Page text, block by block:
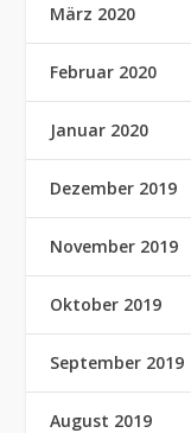
März 2020
Februar 2020
Januar 2020
Dezember 2019
November 2019
Oktober 2019
September 2019
August 2019